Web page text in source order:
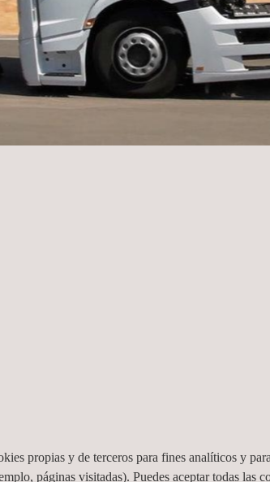
propias y de terceros para fines analíticos y
páginas visitadas). Puedes aceptar todas las